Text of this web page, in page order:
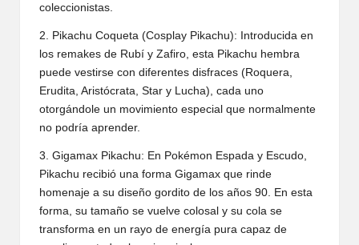
coleccionistas.
2. Pikachu Coqueta (Cosplay Pikachu): Introducida en
los remakes de Rubí y Zafiro, esta Pikachu hembra
puede vestirse con diferentes disfraces (Roquera,
Erudita, Aristócrata, Star y Lucha), cada uno
otorgándole un movimiento especial que normalmente
no podría aprender.
3. Gigamax Pikachu: En Pokémon Espada y Escudo,
Pikachu recibió una forma Gigamax que rinde
homenaje a su diseño gordito de los años 90. En esta
forma, su tamaño se vuelve colosal y su cola se
transforma en un rayo de energía pura capaz de